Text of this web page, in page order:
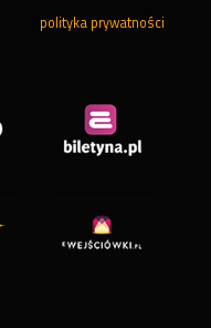
polityka prywatności